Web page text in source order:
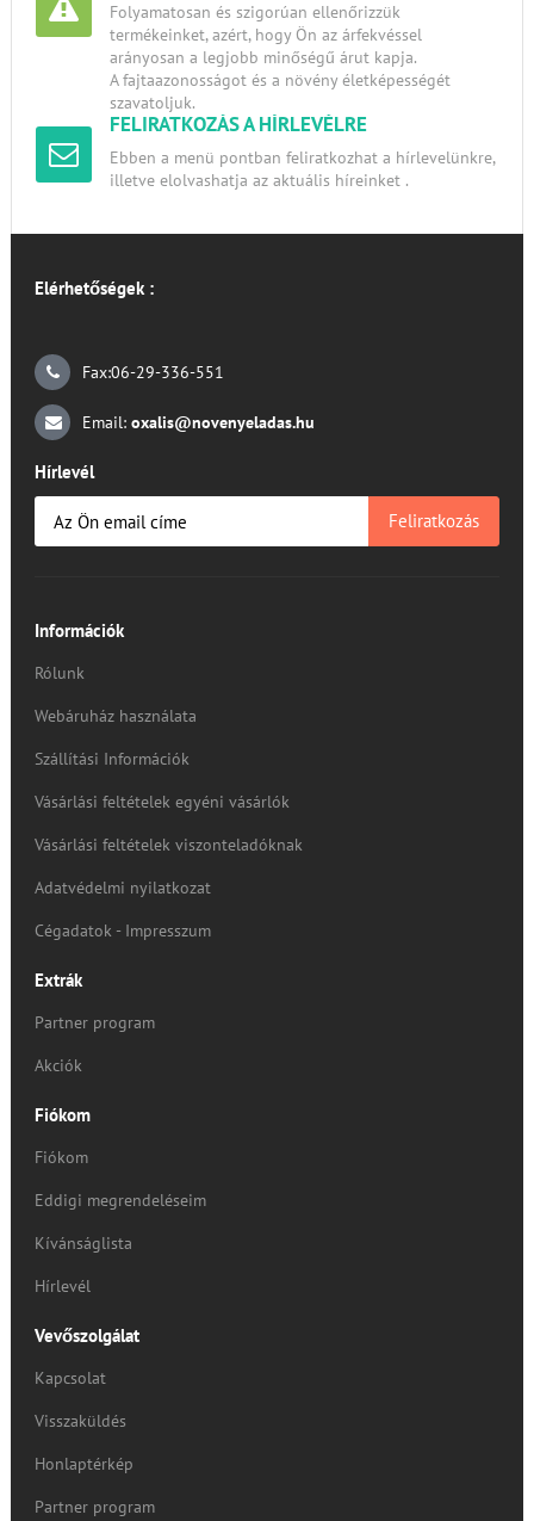
Folyamatosan és szigorúan ellenőrizzük
termékeinket, azért, hogy Ön az árfekvéssel
arányosan a legjobb minőségű árut kapja.
A fajtaazonosságot és a növény életképességét
szavatoljuk.
FELIRATKOZÁS A HÍRLEVÉLRE
Ebben a menü pontban feliratkozhat a hírlevelünkre,
illetve elolvashatja az aktuális híreinket .
Elérhetőségek :
Fax:06-29-336-551
Email: oxalis@novenyeladas.hu
Hírlevél
Feliratkozás
Információk
Rólunk
Webáruház használata
Szállítási Információk
Vásárlási feltételek egyéni vásárlók
Vásárlási feltételek viszonteladóknak
Adatvédelmi nyilatkozat
Cégadatok - Impresszum
Extrák
Partner program
Akciók
Fiókom
Fiókom
Eddigi megrendeléseim
Kívánságlista
Hírlevél
Vevőszolgálat
Kapcsolat
Visszaküldés
Honlaptérkép
Partner program